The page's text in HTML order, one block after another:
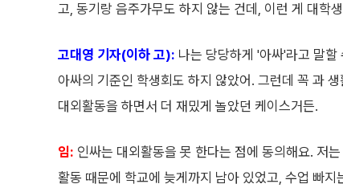
고, 동기랑 음주가무도 하지 않는 건데, 이런 게 대학
고대영 기자(이하 고): 나는 당당하게 '아싸'라고 말
아싸의 기준인 학생회도 하지 않았어. 그런데 꼭 과
대외활동을 하면서 더 재밌게 놀았던 케이스거든.
임: 인싸는 대외활동을 못 한다는 점에 동의해요. 저
활동 때문에 학교에 늦게까지 남아 있었고, 수업 빠